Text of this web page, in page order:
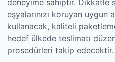
deneyime sahiptir. Dikkatle
eşyalarınızı koruyan
kullanacak, kaliteli
hedef ülkede teslimatı
prosedürleri takip edecektir.